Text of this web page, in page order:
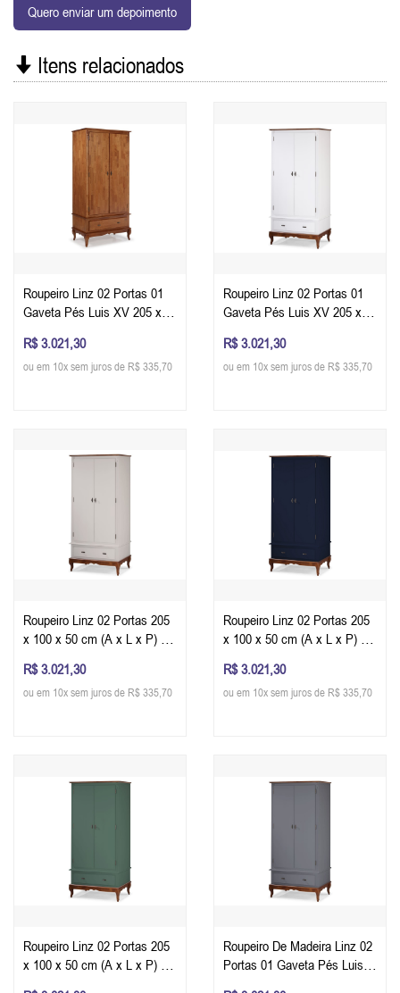
Quero enviar um depoimento
Itens relacionados
Roupeiro Linz 02 Portas 01
Gaveta Pés Luis XV 205 x
Imbuia Glazer
R$ 3.021,30
ou em 10x sem juros de R$ 335,70
Roupeiro Linz 02 Portas 01
Gaveta Pés Luis XV 205 x
Imbuia Glazer - Branco
R$ 3.021,30
ou em 10x sem juros de R$ 335,70
Roupeiro Linz 02 Portas 205
x 100 x 50 cm (A x L x P) -
R$ 3.021,30
ou em 10x sem juros de R$ 335,70
Roupeiro Linz 02 Portas 205
x 100 x 50 cm (A x L x P) -
Petróleo
R$ 3.021,30
ou em 10x sem juros de R$ 335,70
Roupeiro Linz 02 Portas 205
x 100 x 50 cm (A x L x P) -
Roupeiro De Madeira Linz 02
Portas 01 Gaveta Pés Luis